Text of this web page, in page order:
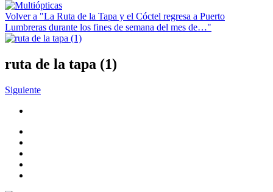
Volver a "La Ruta de la Tapa y el Cóctel regresa a Puerto
Lumbreras durante los fines de semana del mes de…"
ruta de la tapa (1)
Siguiente